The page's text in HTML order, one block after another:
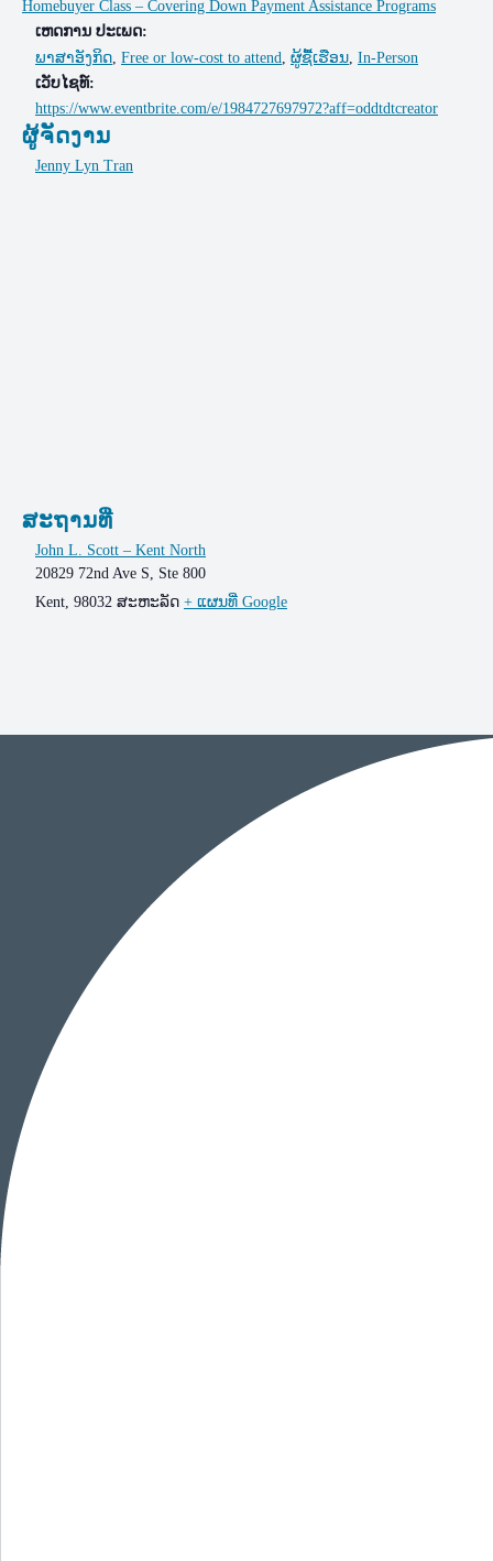
Homebuyer Class – Covering Down Payment Assistance Programs
ເຫດການ ປະເພດ:
ພາສາອັງກິດ, Free or low-cost to attend, ຜູ້ຊື້ເຮືອນ, In-Person
ເວັບໄຊທ໌:
https://www.eventbrite.com/e/1984727697972?aff=oddtdtcreator
ຜູ້ຈັດງານ
Jenny Lyn Tran
ສະຖານທີ່
John L. Scott – Kent North
20829 72nd Ave S, Ste 800
Kent, 98032 ສະຫະລັດ + ແຜນທີ່ Google